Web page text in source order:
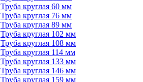
Труба круглая 60 мм
Труба круглая 76 мм
Труба круглая 89 мм
Труба круглая 102 мм
Труба круглая 108 мм
Труба круглая 114 мм
Труба круглая 133 мм
Труба круглая 146 мм
Труба круглая 159 мм